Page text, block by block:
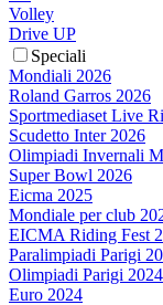
Volley
Drive UP
Speciali
Mondiali 2026
Roland Garros 2026
Sportmediaset Live
Scudetto Inter 2026
Olimpiadi Invernali
Super Bowl 2026
Eicma 2025
Mondiale per club
EICMA Riding Fest
Paralimpiadi Parigi
Olimpiadi Parigi 2024
Euro 2024